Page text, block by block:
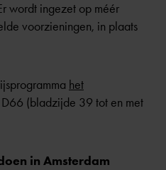
wordt ingezet op méér
voorzieningen, in plaats
het
(bladzijde 39 tot en met
in Amsterdam